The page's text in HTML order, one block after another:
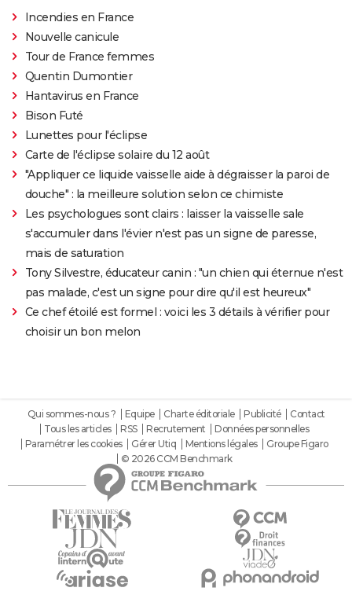
Incendies en France
Nouvelle canicule
Tour de France femmes
Quentin Dumontier
Hantavirus en France
Bison Futé
Lunettes pour l'éclipse
Carte de l'éclipse solaire du 12 août
"Appliquer ce liquide vaisselle aide à dégraisser la paroi de
douche" : la meilleure solution selon ce chimiste
Les psychologues sont clairs : laisser la vaisselle sale
s'accumuler dans l'évier n'est pas un signe de paresse,
mais de saturation
Tony Silvestre, éducateur canin : "un chien qui éternue n'est
pas malade, c'est un signe pour dire qu'il est heureux"
Ce chef étoilé est formel : voici les 3 détails à vérifier pour
choisir un bon melon
Qui sommes-nous ? Equipe Charte éditoriale Publicité
Contact
Tous les articles
RSS Recrutement
Données personnelles
Paramétrer les cookies
Gérer Utiq Mentions légales
Groupe Figaro
© 2026 CCM Benchmark